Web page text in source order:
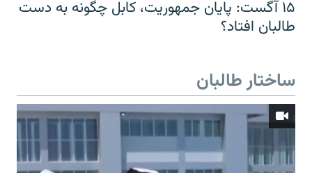
۱۵ آگست: پایان جمهوریت، کابل چگونه به دست
طالبان افتاد؟
ساختار طالبان